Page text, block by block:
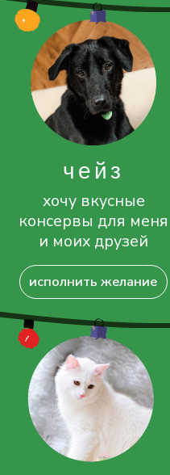
мечтаю
о вкусном корме
лассе
исполнить желание
прошу у Деда
Мороза побольше
вкусной еды
Фотон
исполнить желание